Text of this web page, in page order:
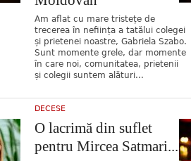
Am aflat cu mare tristețe de
trecerea în neființa a tatălui colegei
și prietenei noastre, Gabriela Szabo.
Sunt momente grele, dar momente
în care noi, comunitatea, prietenii
și colegii suntem alături...
DECESE
O lacrimă din suflet
pentru Mircea Satmari...